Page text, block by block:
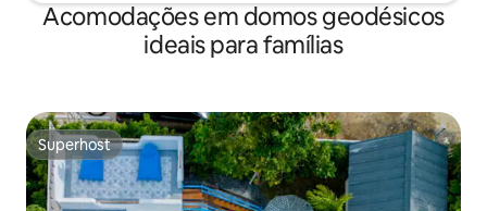
Acomodações em domos geodésicos
ideais para famílias
Superhost
Superhost